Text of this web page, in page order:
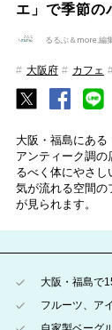
エ」で季節の
るるぶ＆more.編
大阪府 カフェ
大阪・福島にある
アンティーク調
るべく体にやさ
気が流れる空間の
が見られます。
大阪・福島で
フルーツ、ア